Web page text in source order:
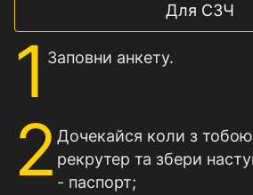
Для СЗЧ
1 Заповни анкету.
2 Дочекайся коли з
рекрутер та збери
- паспорт;